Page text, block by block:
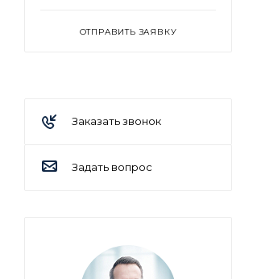
ОТПРАВИТЬ ЗАЯВКУ
Заказать звонок
Задать вопрос